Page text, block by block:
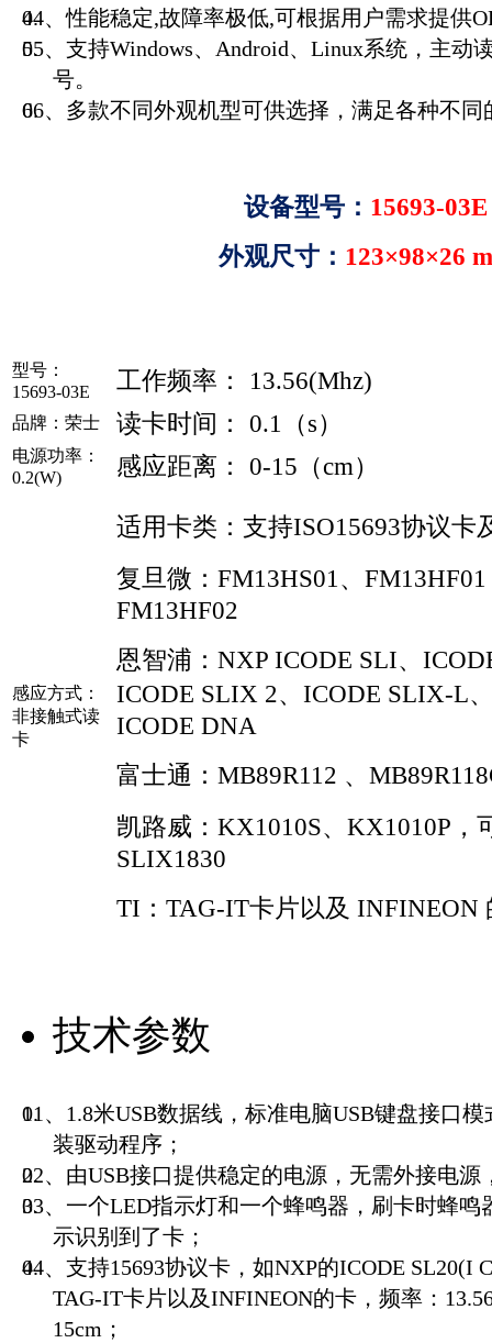
04、性能稳定,故障率极低,可根据用户需求提供
05、支持Windows、Android、Linux系统，主动
号。
06、多款不同外观机型可供选择，满足各种不同
设备型号： 15693-03E
外观尺寸： 123×98×26
型号：
15693-03E
工作频率： 13.56(Mhz)
品牌：荣士 读卡时间： 0.1（s）
电源功率：
0.2(W)
感应距离： 0-15（cm）
感应方式：
非接触式读
卡
适用卡类：支持ISO15693协议卡
复旦微：FM13HS01、
FM13HF02
恩智浦：NXP ICODE SLI、
ICODE SLIX 2、ICODE SLIX-L
ICODE DNA
富士通：MB89R112 、
凯路威：KX1010S、KX1010P，
SLIX1830
TI：TAG-IT卡片以及 INFINEON
技术参数
01、1.8米USB数据线，标准电脑USB键盘接口
装驱动程序；
02、由USB接口提供稳定的电源，无需外接电源
03、一个LED指示灯和一个蜂鸣器，刷卡时蜂鸣
示识别到了卡；
04、支持15693协议卡，如NXP的ICODE SL20(I
TAG-IT卡片以及INFINEON的卡，频率：
15cm；